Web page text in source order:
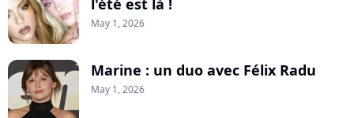
l'été est là !
May 1, 2026
Marine : un duo avec Félix Radu
May 1, 2026